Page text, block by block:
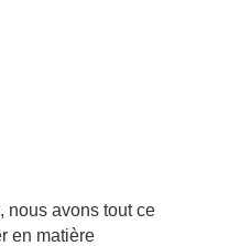
nous avons tout ce
en matière